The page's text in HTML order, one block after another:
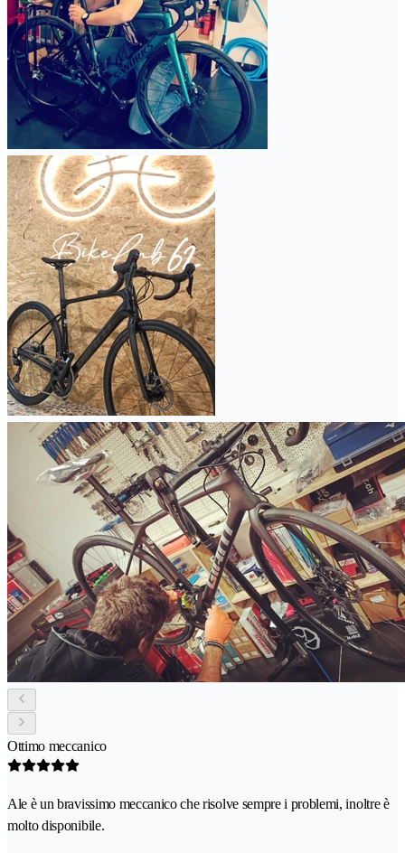
Ottimo meccanico
Ale è un bravissimo meccanico che risolve sempre i problemi, inoltre è
molto disponibile.